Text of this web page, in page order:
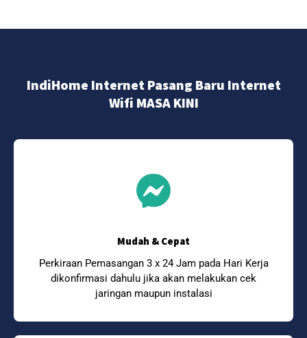
IndiHome Internet Pasang Baru Internet
Wifi MASA KINI
Mudah & Cepat
Perkiraan Pemasangan 3 x 24 Jam pada Hari Kerja
dikonfirmasi dahulu jika akan melakukan cek
jaringan maupun instalasi